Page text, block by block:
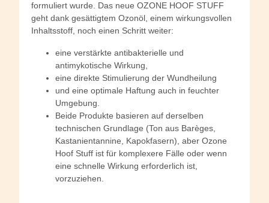
formuliert wurde. Das neue OZONE HOOF STUFF
geht dank gesättigtem Ozonöl, einem wirkungsvollen
Inhaltsstoff, noch einen Schritt weiter:
eine verstärkte antibakterielle und
antimykotische Wirkung,
eine direkte Stimulierung der Wundheilung
und eine optimale Haftung auch in feuchter
Umgebung.
Beide Produkte basieren auf derselben
technischen Grundlage (Ton aus Barèges,
Kastanientannine, Kapokfasern), aber Ozone
Hoof Stuff ist für komplexere Fälle oder wenn
eine schnelle Wirkung erforderlich ist,
vorzuziehen.